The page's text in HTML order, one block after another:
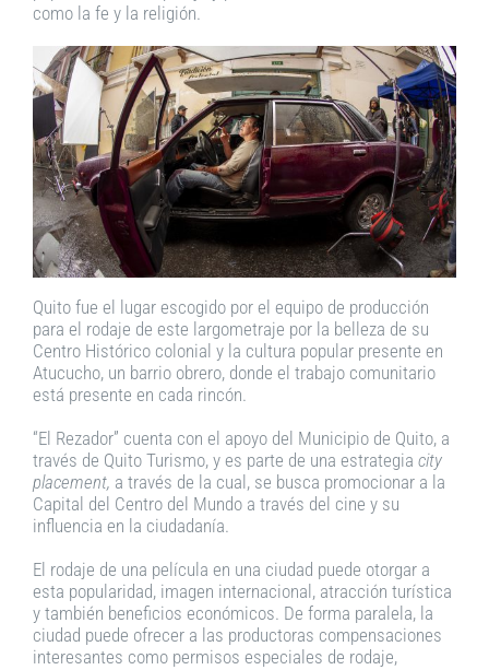
como la fe y la religión.
Quito fue el lugar escogido por el equipo de producción
para el rodaje de este largometraje por la belleza de su
Centro Histórico colonial y la cultura popular presente en
Atucucho, un barrio obrero, donde el trabajo comunitario
está presente en cada rincón.
“El Rezador” cuenta con el apoyo del Municipio de Quito, a
través de Quito Turismo, y es parte de una estrategia city
placement, a través de la cual, se busca promocionar a la
Capital del Centro del Mundo a través del cine y su
influencia en la ciudadanía.
El rodaje de una película en una ciudad puede otorgar a
esta popularidad, imagen internacional, atracción turística
y también beneficios económicos. De forma paralela, la
ciudad puede ofrecer a las productoras compensaciones
interesantes como permisos especiales de rodaje,